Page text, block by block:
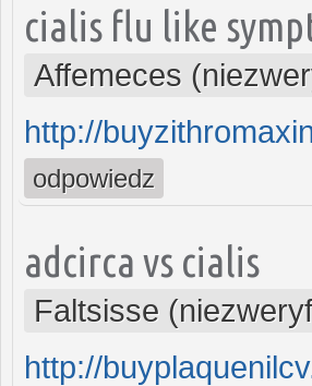
cialis flu like
Affemeces
http://
odpowiedz
adcirca vs cialis
Faltsisse
http://